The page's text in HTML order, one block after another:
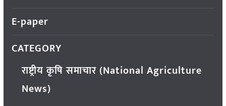
E-paper
CATEGORY
राष्ट्रीय कृषि समाचार (National Agriculture
News)